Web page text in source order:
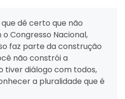
dê certo que não
Congresso Nacional,
faz parte da construção
não constrói a
tiver diálogo com todos,
a pluralidade que é